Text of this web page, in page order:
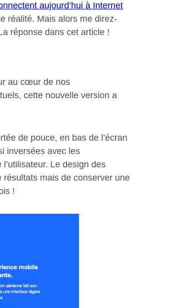
aujourd’hui à Internet
réalité. Mais alors me direz-
réponse dans cet article !
au cœur de nos
cette nouvelle version a
de pouce, en bas de l’écran
inversées avec les
Le design des
résultats mais de conserver une
!